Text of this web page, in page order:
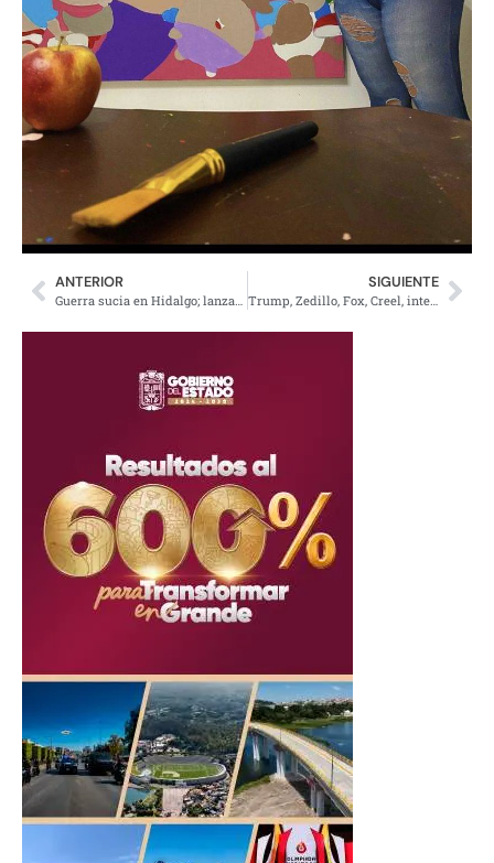
ANTERIOR
Guerra sucia en Hidalgo; lanzan campañas de amenazas para no votar por Morena
SIGUIENTE
Trump, Zedillo, Fox, Creel, intereses en Calica; pide mil 521 millones USD